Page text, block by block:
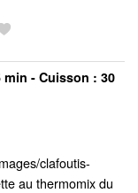
min - Cuisson : 30
clafoutis-
au thermomix du